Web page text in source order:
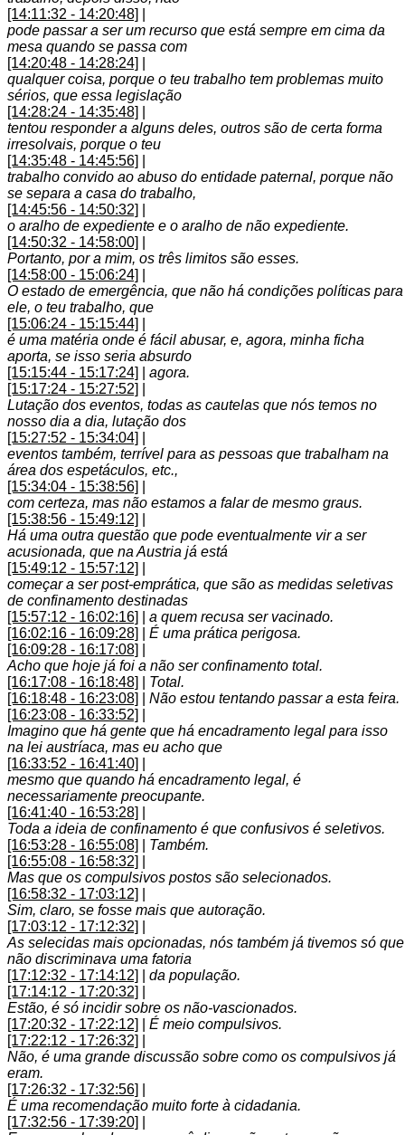
[14:11:32 - 14:20:48]
pode passar a ser um recurso que está sempre em cima da
mesa quando se passa com
[14:20:48 - 14:28:24]
qualquer coisa, porque o teu trabalho tem problemas muito
sérios, que essa legislação
[14:28:24 - 14:35:48]
tentou responder a alguns deles, outros são de certa forma
irresolvais, porque o teu
[14:35:48 - 14:45:56]
trabalho convido ao abuso do entidade paternal, porque não
se separa a casa do trabalho,
[14:45:56 - 14:50:32]
o aralho de expediente e o aralho de não expediente.
[14:50:32 - 14:58:00]
Portanto, por a mim, os três limitos são esses.
[14:58:00 - 15:06:24]
O estado de emergência, que não há condições políticas para
ele, o teu trabalho, que
[15:06:24 - 15:15:44]
é uma matéria onde é fácil abusar, e, agora, minha ficha
aporta, se isso seria absurdo
[15:15:44 - 15:17:24]
agora.
[15:17:24 - 15:27:52]
Lutação dos eventos, todas as cautelas que nós temos no
nosso dia a dia, lutação dos
[15:27:52 - 15:34:04]
eventos também, terrível para as pessoas que trabalham na
área dos espetáculos, etc.,
[15:34:04 - 15:38:56]
com certeza, mas não estamos a falar de mesmo graus.
[15:38:56 - 15:49:12]
Há uma outra questão que pode eventualmente vir a ser
acusionada, que na Austria já está
[15:49:12 - 15:57:12]
começar a ser post-emprática, que são as medidas seletivas
de confinamento destinadas
[15:57:12 - 16:02:16]
a quem recusa ser vacinado.
[16:02:16 - 16:09:28]
É uma prática perigosa.
[16:09:28 - 16:17:08]
Acho que hoje já foi a não ser confinamento total.
[16:17:08 - 16:18:48]
Total.
[16:18:48 - 16:23:08]
Não estou tentando passar a esta feira.
[16:23:08 - 16:33:52]
Imagino que há gente que há encadramento legal para isso
na lei austríaca, mas eu acho que
[16:33:52 - 16:41:40]
mesmo que quando há encadramento legal, é
necessariamente preocupante.
[16:41:40 - 16:53:28]
Toda a ideia de confinamento é que confusivos é seletivos.
[16:53:28 - 16:55:08]
Também.
[16:55:08 - 16:58:32]
Mas que os compulsivos postos são selecionados.
[16:58:32 - 17:03:12]
Sim, claro, se fosse mais que autoração.
[17:03:12 - 17:12:32]
As selecidas mais opcionadas, nós também já tivemos só que
não discriminava uma fatoria
[17:12:32 - 17:14:12]
da população.
[17:14:12 - 17:20:32]
Estão, é só incidir sobre os não-vascionados.
[17:20:32 - 17:22:12]
É meio compulsivos.
[17:22:12 - 17:26:32]
Não, é uma grande discussão sobre como os compulsivos já
eram.
[17:26:32 - 17:32:56]
É uma recomendação muito forte à cidadania.
[17:32:56 - 17:39:20]